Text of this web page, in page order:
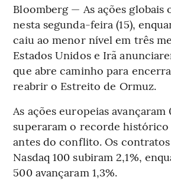
Bloomberg — As ações globais
nesta segunda-feira (15),
caiu ao menor nível em três
Estados Unidos e Irã
que abre caminho para
reabrir o Estreito de Ormuz.
As ações europeias avançaram
superaram o recorde
antes do conflito. Os
Nasdaq 100 subiram 2,1%,
500 avançaram 1,3%.